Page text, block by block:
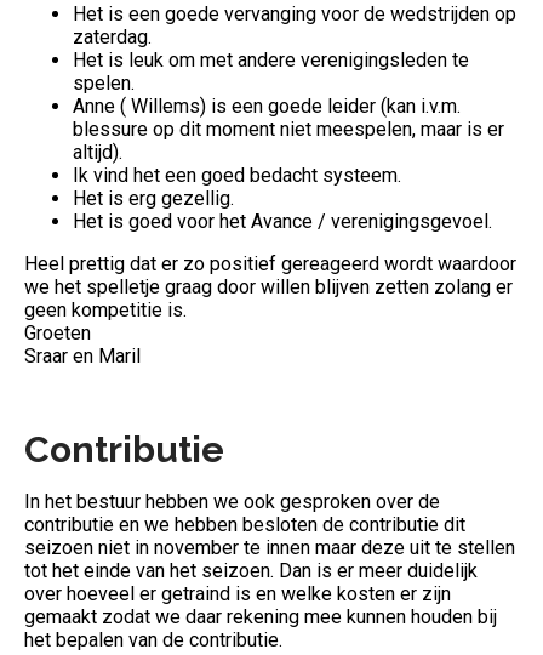
Het is een goede vervanging voor de wedstrijden op
zaterdag.
Het is leuk om met andere verenigingsleden te
spelen.
Anne ( Willems) is een goede leider (kan i.v.m.
blessure op dit moment niet meespelen, maar is er
altijd).
Ik vind het een goed bedacht systeem.
Het is erg gezellig.
Het is goed voor het Avance / verenigingsgevoel.
Heel prettig dat er zo positief gereageerd wordt waardoor
we het spelletje graag door willen blijven zetten zolang er
geen kompetitie is.
Groeten
Sraar en Maril
Contributie
In het bestuur hebben we ook gesproken over de
contributie en we hebben besloten de contributie dit
seizoen niet in november te innen maar deze uit te stellen
tot het einde van het seizoen. Dan is er meer duidelijk
over hoeveel er getraind is en welke kosten er zijn
gemaakt zodat we daar rekening mee kunnen houden bij
het bepalen van de contributie.